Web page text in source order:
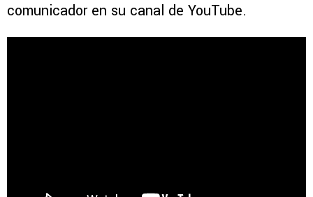
comunicador en su canal de YouTube.